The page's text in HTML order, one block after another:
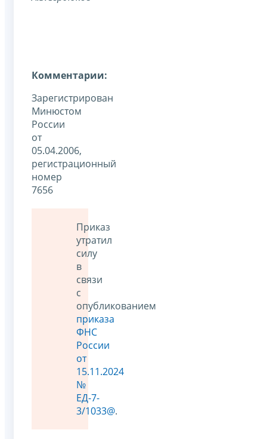
Комментарии:
Зарегистрирован
Минюстом
России
от
05.04.2006,
регистрационный
номер
7656
Приказ
утратил
силу
в
связи
с
опубликованием
приказа
ФНС
России
от
15.11.2024
№
ЕД-7-
3/1033@.